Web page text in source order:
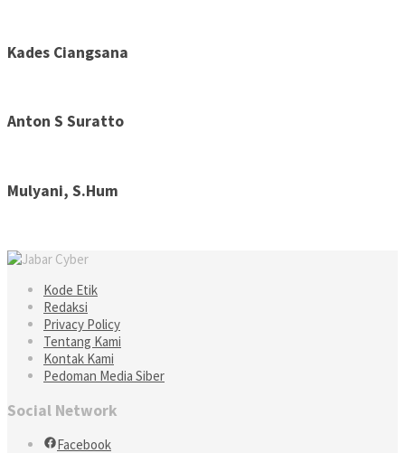
Kades Ciangsana
Anton S Suratto
Mulyani, S.Hum
Kode Etik
Redaksi
Privacy Policy
Tentang Kami
Kontak Kami
Pedoman Media Siber
Social Network
Facebook